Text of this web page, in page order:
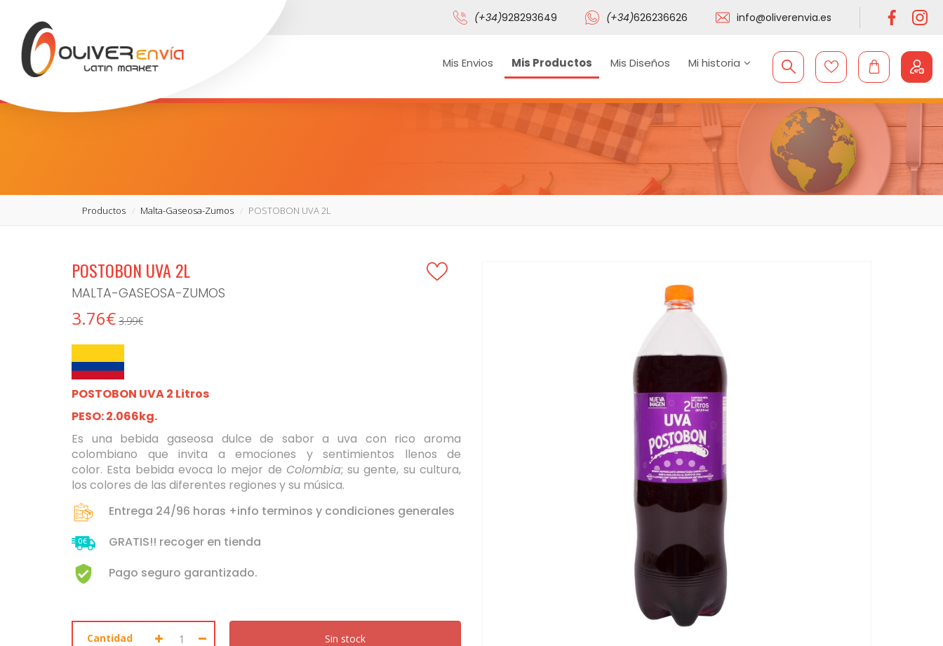
(+34)928293649 (+34)626236626 info@oliverenvia.es
Mis Envios Mis Productos Mis Diseños Mi historia
Productos Malta-Gaseosa-Zumos POSTOBON UVA 2L
POSTOBON UVA 2L
MALTA-GASEOSA-ZUMOS
3.76€ 3.99€
POSTOBON UVA 2 Litros
PESO: 2.066kg.
Es una bebida gaseosa dulce de sabor a uva con rico aroma
colombiano que invita a emociones y sentimientos llenos de
color. Esta bebida evoca lo mejor de Colombia; su gente, su cultura,
los colores de las diferentes regiones y su música.
Entrega 24/96 horas +info terminos y condiciones generales
GRATIS!! recoger en tienda
Pago seguro garantizado.
Cantidad Sin stock